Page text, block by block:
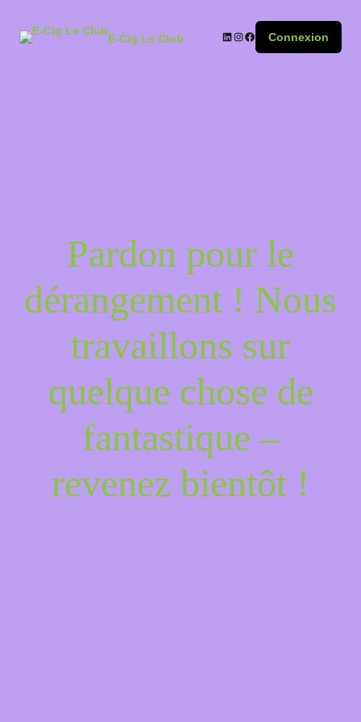
E-Cig Le Club Connexion
Pardon pour le
dérangement ! Nous
travaillons sur
quelque chose de
fantastique –
revenez bientôt !